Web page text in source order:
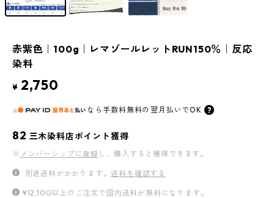
赤紫色｜100g｜レマゾールレットRUN150％｜反応
染料
¥ 2,750
なら 手数料無料の 翌月払いでOK
82 三木染料店ポイント獲得
※ メンバーシップに登録 し、購入すると獲得できます。
別途送料がかかります。送料を確認する
¥12,100以上のご注文で国内送料が無料になります。